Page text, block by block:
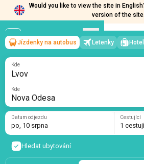
Would you like to view the site in
version of the site.
Lvov→ Nova Odesa
po, 10 srpna/1 cestující
Jízdenky na autobus Letenky
Kde
Kde
Datum odjezdu
po, 10 srpna
Cestující
1
Hledat ubytování